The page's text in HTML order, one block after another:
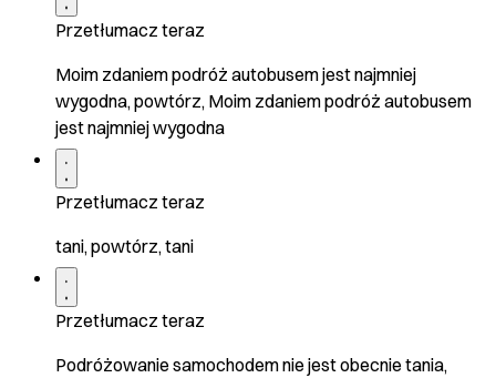
Przetłumacz teraz
Moim zdaniem podróż autobusem jest najmniej
wygodna, powtórz, Moim zdaniem podróż autobusem
jest najmniej wygodna
Przetłumacz teraz
tani, powtórz, tani
Przetłumacz teraz
Podróżowanie samochodem nie jest obecnie tania,